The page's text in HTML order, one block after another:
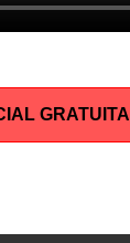
GRATUITA